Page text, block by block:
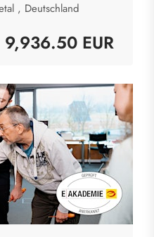
, Deutschland
9,936.50 EUR